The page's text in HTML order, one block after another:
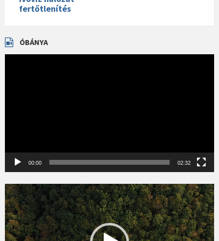
fertőtlenítés
ÓBÁNYA
00:00 02:32
Videólejátszó